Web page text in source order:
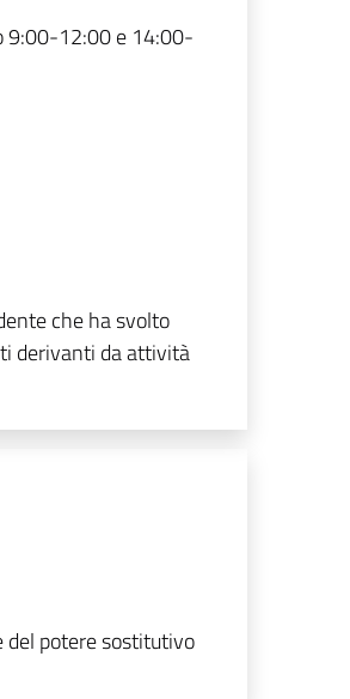
9:00-12:00 e 14:00-
che ha svolto
derivanti da attività
del potere sostitutivo